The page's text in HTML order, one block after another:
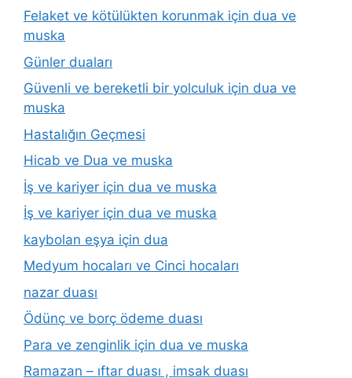
Felaket ve kötülükten korunmak için dua ve
muska
Günler duaları
Güvenli ve bereketli bir yolculuk için dua ve
muska
Hastalığın Geçmesi
Hicab ve Dua ve muska
İş ve kariyer için dua ve muska
İş ve kariyer için dua ve muska
kaybolan eşya için dua
Medyum hocaları ve Cinci hocaları
nazar duası
Ödünç ve borç ödeme duası
Para ve zenginlik için dua ve muska
Ramazan – ıftar duası , imsak duası